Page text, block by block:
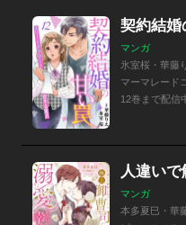
マンガ
氷室桜・華藤
マーマレード
12巻まで配信
マンガ
本多夏巳・華